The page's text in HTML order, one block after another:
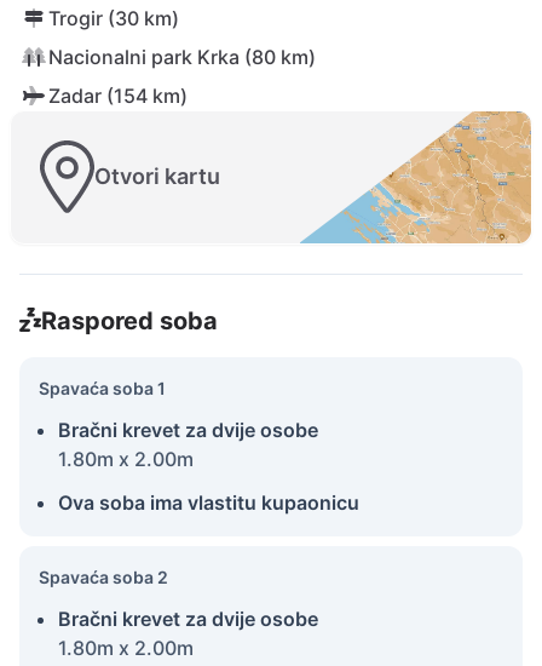
Trogir (30 km)
Nacionalni park Krka (80 km)
Zadar (154 km)
Otvori kartu
Raspored soba
Spavaća soba 1
Bračni krevet za dvije osobe
1.80m x 2.00m
Ova soba ima vlastitu kupaonicu
Spavaća soba 2
Bračni krevet za dvije osobe
1.80m x 2.00m